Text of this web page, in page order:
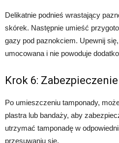
Delikatnie podnieś wrastający
skórek. Następnie umieść
gazy pod paznokciem. Upewnij
umocowana i nie powoduje
Krok 6:
Po umieszczeniu tamponady,
plastra lub bandaży, aby
utrzymać tamponadę w
przesuwaniu się.